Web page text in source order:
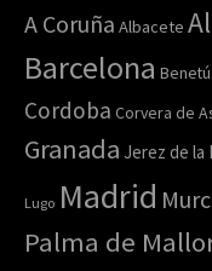
A Coruña Albacete
Barcelona
Cordoba Corvera de
Granada Jerez de la
Lugo Madrid
Palma de